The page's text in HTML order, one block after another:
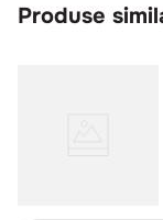
Produse